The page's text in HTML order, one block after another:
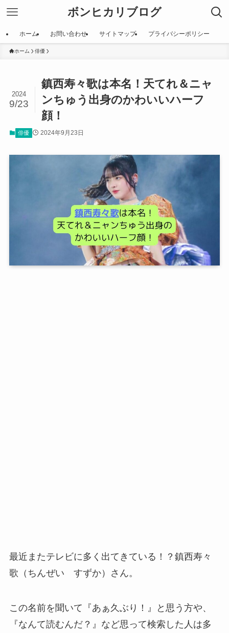
ボンヒカリブログ
ホーム お問い合わせ サイトマップ プライバシーポリシー
ホーム 俳優
鎮西寿々歌は本名！天てれ＆ニャ
ンちゅう出身のかわいいハーフ
顔！
2024
9/23
俳優 2024年9月23日
最近またテレビに多く出てきている！？鎮西寿々
歌（ちんぜい すずか）さん。
この名前を聞いて『あぁ久ぶり！』と思う方や、
『なんて読むんだ？』など思って検索した人は多